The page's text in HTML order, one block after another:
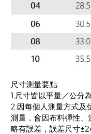
尺寸測量要點:
1.尺寸皆以平量／公分
2.因每個人測量方式及
測量，會因布料彈性
略有誤差，誤差尺寸